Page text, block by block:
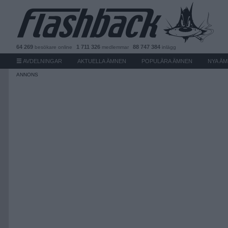
64 269 besökare online 1 711 326 medlemmar 88 747 384 inlägg
AVDELNINGAR AKTUELLA ÄMNEN POPULÄRA ÄMNEN NYA